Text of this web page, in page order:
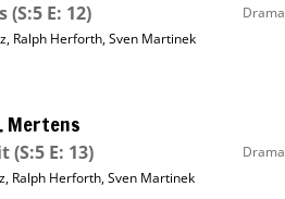
(S:5 E: 12) Drama
, Ralph Herforth,Sven Martinek
Mertens
(S:5 E: 13) Drama
, Ralph Herforth,Sven Martinek